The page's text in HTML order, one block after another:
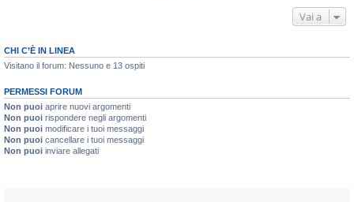
Vai a
CHI C’È IN LINEA
Visitano il forum: Nessuno e 13 ospiti
PERMESSI FORUM
Non puoi aprire nuovi argomenti
Non puoi rispondere negli argomenti
Non puoi modificare i tuoi messaggi
Non puoi cancellare i tuoi messaggi
Non puoi inviare allegati